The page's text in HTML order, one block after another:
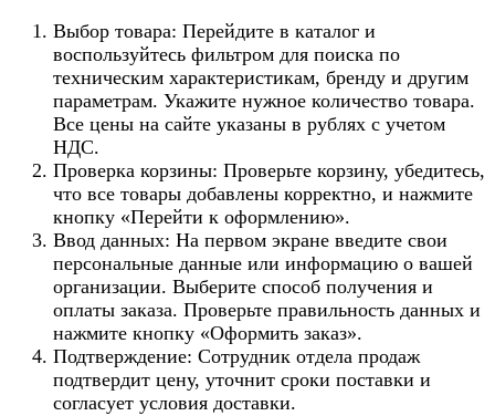
Выбор товара: Перейдите в каталог и
воспользуйтесь фильтром для поиска по
техническим характеристикам, бренду и другим
параметрам. Укажите нужное количество товара.
Все цены на сайте указаны в рублях с учетом
НДС.
Проверка корзины: Проверьте корзину, убедитесь,
что все товары добавлены корректно, и нажмите
кнопку «Перейти к оформлению».
Ввод данных: На первом экране введите свои
персональные данные или информацию о вашей
организации. Выберите способ получения и
оплаты заказа. Проверьте правильность данных и
нажмите кнопку «Оформить заказ».
Подтверждение: Сотрудник отдела продаж
подтвердит цену, уточнит сроки поставки и
согласует условия доставки.